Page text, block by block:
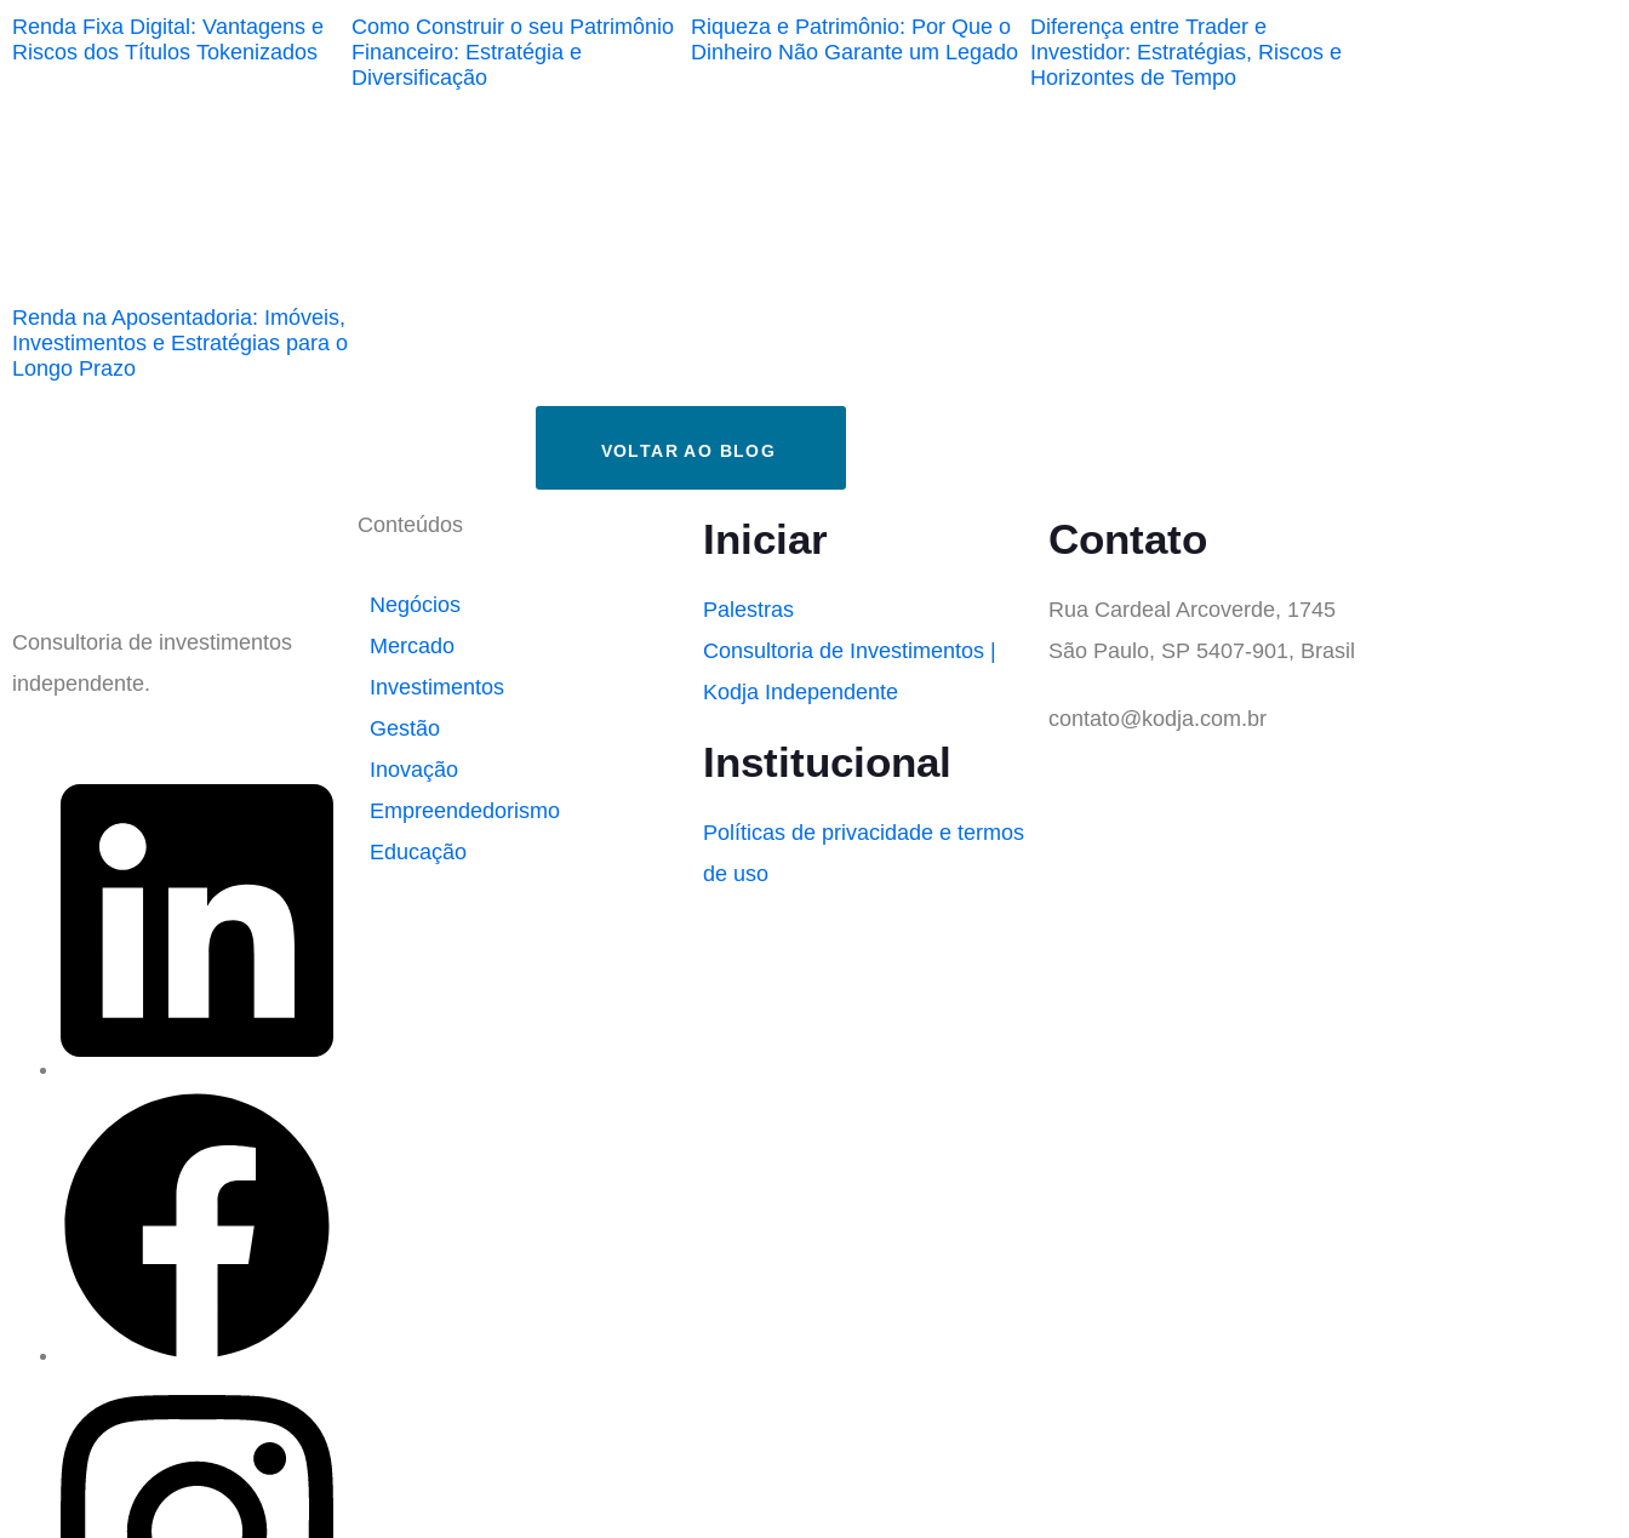
Renda Fixa Digital: Vantagens e
Riscos dos Títulos Tokenizados
Como Construir o seu Patrimônio
Financeiro: Estratégia e
Diversificação
Riqueza e Patrimônio: Por Que o
Dinheiro Não Garante um Legado
Diferença entre Trader e
Investidor: Estratégias, Riscos e
Horizontes de Tempo
Renda na Aposentadoria: Imóveis,
Investimentos e Estratégias para o
Longo Prazo
VOLTAR AO BLOG
Consultoria de investimentos
independente.
Conteúdos
Negócios
Mercado
Investimentos
Gestão
Inovação
Empreendedorismo
Educação
Iniciar
Palestras
Consultoria de Investimentos |
Kodja Independente
Institucional
Políticas de privacidade e termos
de uso
Contato
Rua Cardeal Arcoverde, 1745
São Paulo, SP 5407-901, Brasil
contato@kodja.com.br